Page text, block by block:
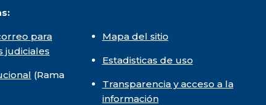
para
judiciales
(Rama
Mapa del sitio
Estadisticas de uso
Transparencia y acceso a la
información